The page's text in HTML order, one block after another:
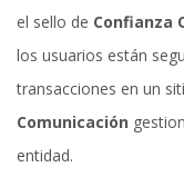
el sello de Confianza
los usuarios están
transacciones en un
Comunicación
entidad.